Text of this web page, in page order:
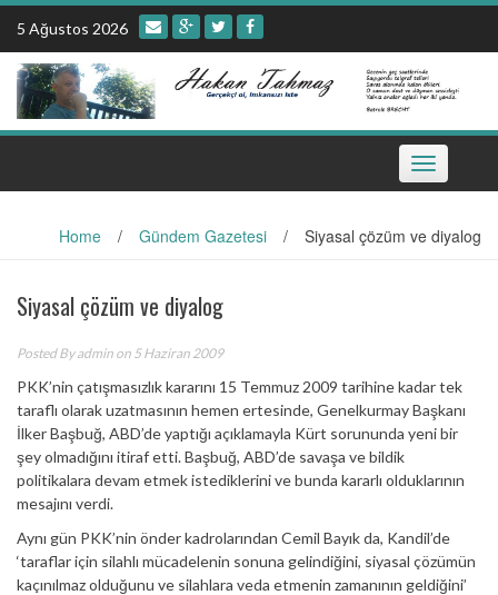
Skip
content
5 Ağustos 2026
Toggle
navigation
Home / Gündem Gazetesi / Siyasal çözüm ve diyalog
Siyasal çözüm ve diyalog
Posted Byadmin on 5 Haziran 2009
PKK’nin çatışmasızlık kararını 15 Temmuz 2009 tarihine kadar tek
taraflı olarak uzatmasının hemen ertesinde, Genelkurmay Başkanı
İlker Başbuğ, ABD’de yaptığı açıklamayla Kürt sorununda yeni bir
şey olmadığını itiraf etti. Başbuğ, ABD’de savaşa ve bildik
politikalara devam etmek istediklerini ve bunda kararlı olduklarının
mesajını verdi.
Aynı gün PKK’nin önder kadrolarından Cemil Bayık da, Kandil’de
‘taraflar için silahlı mücadelenin sonuna gelindiğini, siyasal çözümün
kaçınılmaz olduğunu ve silahlara veda etmenin zamanının geldiğini’